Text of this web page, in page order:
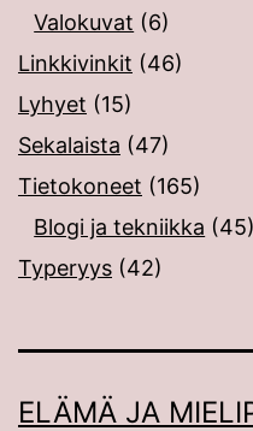
Valokuvat (6)
Linkkivinkit (46)
Lyhyet (15)
Sekalaista (47)
Tietokoneet (165)
Blogi ja tekniikka (45)
Typeryys (42)
ELÄMÄ JA